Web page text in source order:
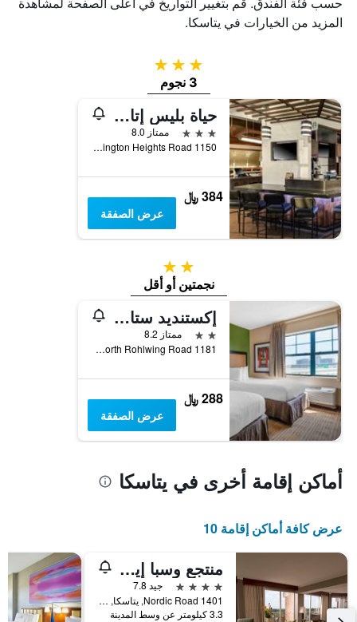
المزيد من الخيارات في يتاسكا.
3 نجوم
3 نجوم
حياة بليس إتاسكا
3 نجوم
ممتاز 8.0
1150 North Arlington Heights Road, يتاسكا, IL, الولايات المتحدة الأميريكية
384 ﷼
عرض الصفقة
2 نجمتين
نجمتين أو أقل
إكستنديد ستاي أمريكا سويتس - شيكاجو - إتاسكا
2 نجمتين
ممتاز 8.2
1181 North Rohlwing Road, يتاسكا, IL, الولايات المتحدة الأميريكية
288 ﷼
عرض الصفقة
أماكن إقامة أخرى في يتاسكا
عرض كافة أماكن إقامة 10
منتجع وسبا إيغيلوود
4 نجوم
جيد 7.8
1401 Nordic Road, يتاسكا, IL, الولايات المتحدة الأميريكية
3.3 كيلومتر عن وسط المدينة